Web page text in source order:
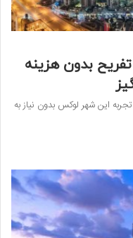
جاهای دیدنی رایگان دبی؛ 30 تفریح بدون هزینه
این شهر لوکس بدون نیاز به